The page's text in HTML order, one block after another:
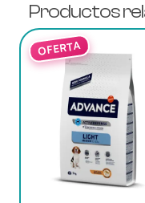
Productos
Este
producto
múltiples
variantes.
opciones